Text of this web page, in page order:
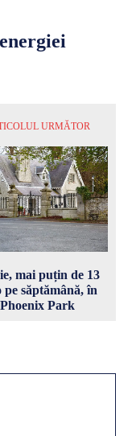
URMĂTOR
mai puțin de 13
pe săptămână, în
Phoenix Park